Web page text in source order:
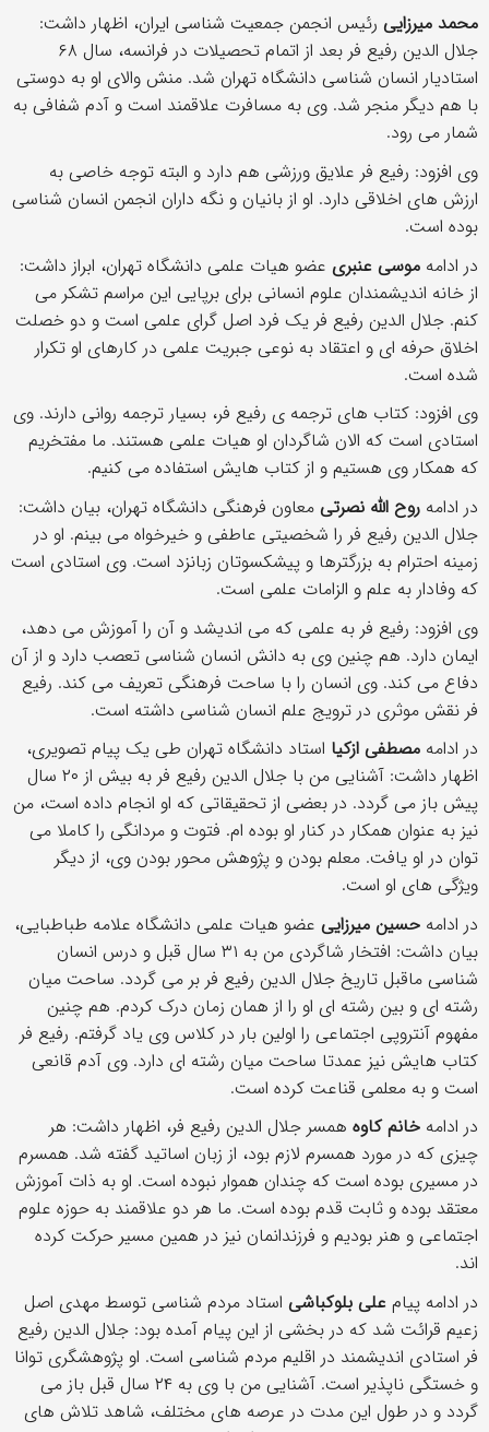
محمد میرزایی رئیس انجمن جمعیت شناسی ایران، اظهار داشت:
جلال الدین رفیع فر بعد از اتمام تحصیلات در فرانسه، سال ۶۸
استادیار انسان شناسی دانشگاه تهران شد. منش والای او به دوستی
با هم دیگر منجر شد. وی به مسافرت علاقمند است و آدم شفافی به
شمار می رود.
وی افزود: رفیع فر علایق ورزشی هم دارد و البته توجه خاصی به
ارزش های اخلاقی دارد. او از بانیان و نگه داران انجمن انسان شناسی
بوده است.
در ادامه موسی عنبری عضو هیات علمی دانشگاه تهران، ابراز داشت:
از خانه اندیشمندان علوم انسانی برای برپایی این مراسم تشکر می
کنم. جلال الدین رفیع فر یک فرد اصل گرای علمی است و دو خصلت
اخلاق حرفه ای و اعتقاد به نوعی جبریت علمی در کارهای او تکرار
شده است.
وی افزود: کتاب های ترجمه ی رفیع فر، بسیار ترجمه روانی دارند. وی
استادی است که الان شاگردان او هیات علمی هستند. ما مفتخریم
که همکار وی هستیم و از کتاب هایش استفاده می کنیم.
در ادامه روح الله نصرتی معاون فرهنگی دانشگاه تهران، بیان داشت:
جلال الدین رفیع فر را شخصیتی عاطفی و خیرخواه می بینم. او در
زمینه احترام به بزرگترها و پیشکسوتان زبانزد است. وی استادی است
که وفادار به علم و الزامات علمی است.
وی افزود: رفیع فر به علمی که می اندیشد و آن را آموزش می دهد،
ایمان دارد. هم چنین وی به دانش انسان شناسی تعصب دارد و از آن
دفاع می کند. وی انسان را با ساحت فرهنگی تعریف می کند. رفیع
فر نقش موثری در ترویج علم انسان شناسی داشته است.
در ادامه مصطفی ازکیا استاد دانشگاه تهران طی یک پیام تصویری،
اظهار داشت: آشنایی من با جلال الدین رفیع فر به بیش از ۲۰ سال
پیش باز می گردد. در بعضی از تحقیقاتی که او انجام داده است، من
نیز به عنوان همکار در کنار او بوده ام. فتوت و مردانگی را کاملا می
توان در او یافت. معلم بودن و پژوهش محور بودن وی، از دیگر
ویژگی های او است.
در ادامه حسین میرزایی عضو هیات علمی دانشگاه علامه طباطبایی،
بیان داشت: افتخار شاگردی من به ۳۱ سال قبل و درس انسان
شناسی ماقبل تاریخ جلال الدین رفیع فر بر می گردد. ساحت میان
رشته ای و بین رشته ای او را از همان زمان درک کردم. هم چنین
مفهوم آنتروپی اجتماعی را اولین بار در کلاس وی یاد گرفتم. رفیع فر
کتاب هایش نیز عمدتا ساحت میان رشته ای دارد. وی آدم قانعی
است و به معلمی قناعت کرده است.
در ادامه خانم کاوه همسر جلال الدین رفیع فر، اظهار داشت: هر
چیزی که در مورد همسرم لازم بود، از زبان اساتید گفته شد. همسرم
در مسیری بوده است که چندان هموار نبوده است. او به ذات آموزش
معتقد بوده و ثابت قدم بوده است. ما هر دو علاقمند به حوزه علوم
اجتماعی و هنر بودیم و فرزندانمان نیز در همین مسیر حرکت کرده
اند.
در ادامه پیام علی بلوکباشی استاد مردم شناسی توسط مهدی اصل
زعیم قرائت شد که در بخشی از این پیام آمده بود: جلال الدین رفیع
فر استادی اندیشمند در اقلیم مردم شناسی است. او پژوهشگری توانا
و خستگی ناپذیر است. آشنایی من با وی به ۲۴ سال قبل باز می
گردد و در طول این مدت در عرصه های مختلف، شاهد تلاش های